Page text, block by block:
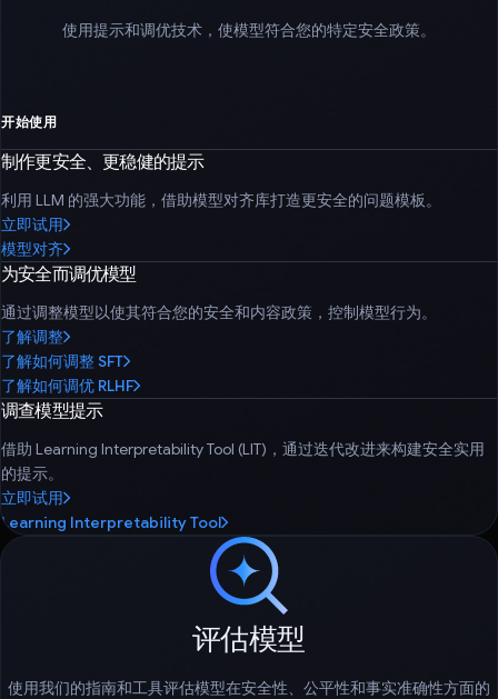
使用提示和调优技术，使模型符合您的特定安全政策。
开始使用
制作更安全、更稳健的提示
利用 LLM 的强大功能，借助模型对齐库打造更安全的问题模板。
立即试用
模型对齐
为安全而调优模型
通过调整模型以使其符合您的安全和内容政策，控制模型行为。
了解调整
了解如何调整 SFT
了解如何调优 RLHF
调查模型提示
借助 Learning Interpretability Tool (LIT)，通过迭代改进来构建安全实用
的提示。
立即试用
Learning Interpretability Tool
评估模型
使用我们的指南和工具评估模型在安全性、公平性和事实准确性方面的